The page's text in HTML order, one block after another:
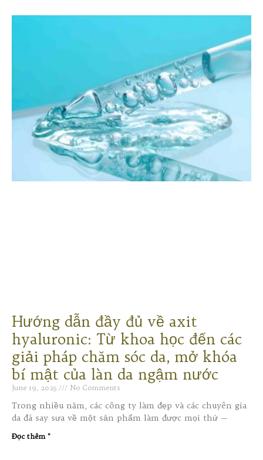
Hướng dẫn đầy đủ về axit
hyaluronic: Từ khoa học đến các
giải pháp chăm sóc da, mở khóa
bí mật của làn da ngậm nước
June 19, 2025 No Comments
Trong nhiều năm, các công ty làm đẹp và các chuyên gia
da đã say sưa về một sản phẩm làm được mọi thứ —
Đọc thêm "